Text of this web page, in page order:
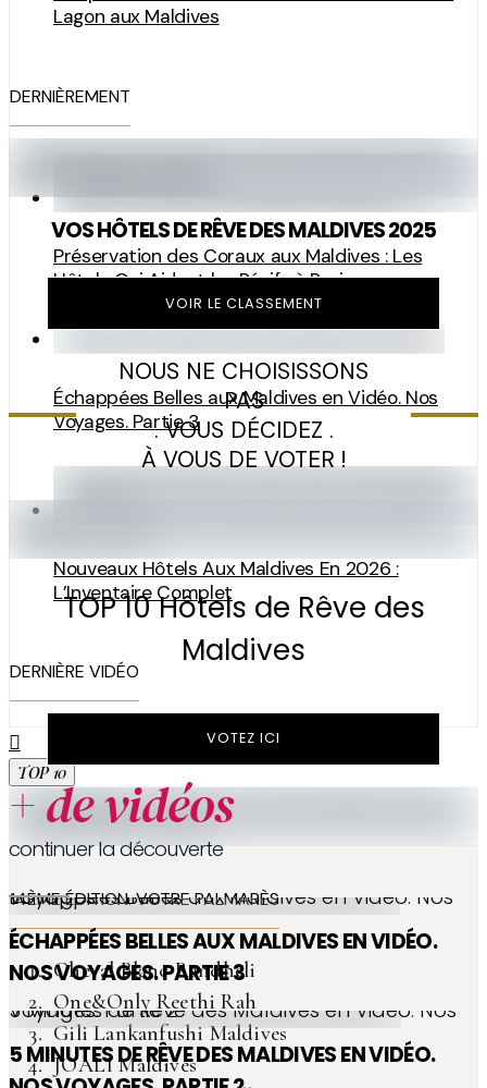
Lagon aux Maldives
DERNIÈREMENT
Préservation des Coraux aux Maldives : Les
Hôtels Qui Aident les Récifs à Revivre
Échappées Belles aux Maldives en Vidéo. Nos
Voyages. Partie 3
Nouveaux Hôtels Aux Maldives En 2026 :
L’Inventaire Complet
DERNIÈRE VIDÉO
TOP 10
14ÈME ÉDITION. VOTRE PALMARÈS
Cheval Blanc Randheli
One&Only Reethi Rah
Gili Lankanfushi Maldives
JOALI Maldives
VOS HÔTELS DE RÊVE DES MALDIVES 2025
VOIR LE CLASSEMENT
NOUS NE CHOISISSONS
PAS
. VOUS DÉCIDEZ .
À VOUS DE VOTER !
TOP 10 Hôtels de Rêve des
Maldives
VOTEZ ICI
+ de vidéos
continuer la découverte
Échappées Belles aux Maldives en Vidéo. Nos Voyages. Partie 3
ÉCHAPPÉES BELLES AUX MALDIVES EN VIDÉO.
NOS VOYAGES. PARTIE 3
5 Minutes de Rêve des Maldives en Vidéo. Nos Voyages. Partie 2
5 MINUTES DE RÊVE DES MALDIVES EN VIDÉO.